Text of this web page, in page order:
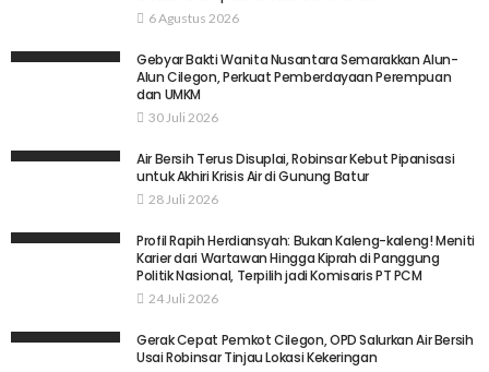
6 Agustus 2026
Gebyar Bakti Wanita Nusantara Semarakkan Alun-
Alun Cilegon, Perkuat Pemberdayaan Perempuan
dan UMKM
30 Juli 2026
Air Bersih Terus Disuplai, Robinsar Kebut Pipanisasi
untuk Akhiri Krisis Air di Gunung Batur
28 Juli 2026
Profil Rapih Herdiansyah: Bukan Kaleng-kaleng! Meniti
Karier dari Wartawan Hingga Kiprah di Panggung
Politik Nasional, Terpilih jadi Komisaris PT PCM
24 Juli 2026
Gerak Cepat Pemkot Cilegon, OPD Salurkan Air Bersih
Usai Robinsar Tinjau Lokasi Kekeringan